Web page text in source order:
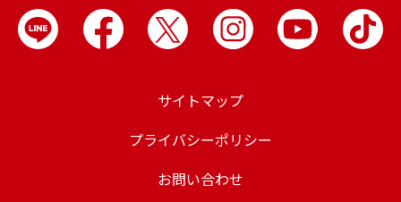
サイトマップ
プライバシーポリシー
お問い合わせ